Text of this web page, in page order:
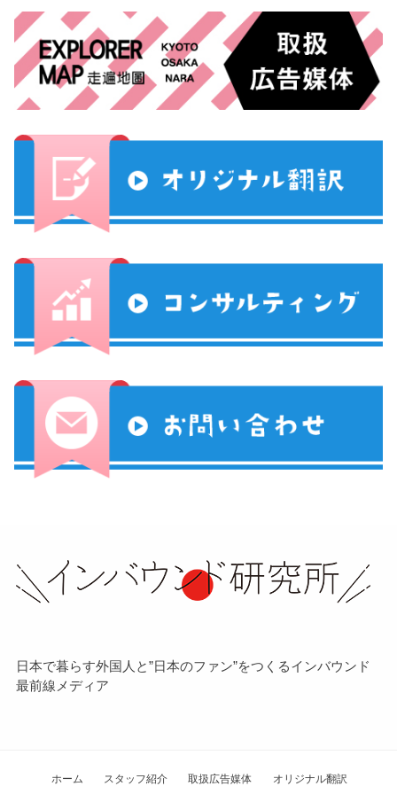
日本で暮らす外国人と”日本のファン”をつくるインバウンド
最前線メディア
ホーム スタッフ紹介 取扱広告媒体 オリジナル翻訳